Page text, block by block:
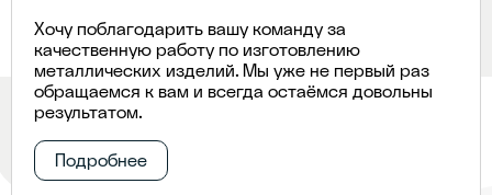
Хочу поблагодарить вашу команду за
качественную работу по изготовлению
металлических изделий. Мы уже не первый раз
обращаемся к вам и всегда остаёмся довольны
результатом.
Подробнее